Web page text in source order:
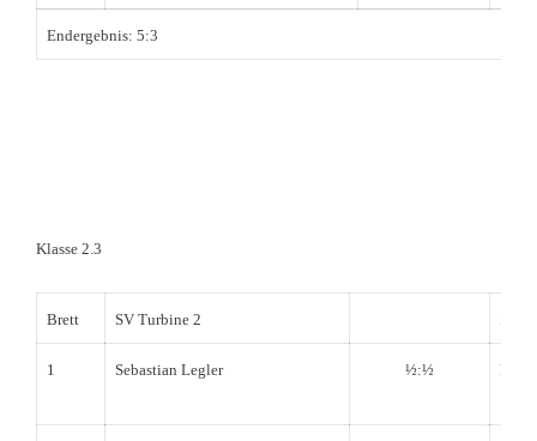
Endergebnis: 5:3
Klasse 2.3
Brett SV Turbine 2 SC
1 Sebastian Legler ½:½